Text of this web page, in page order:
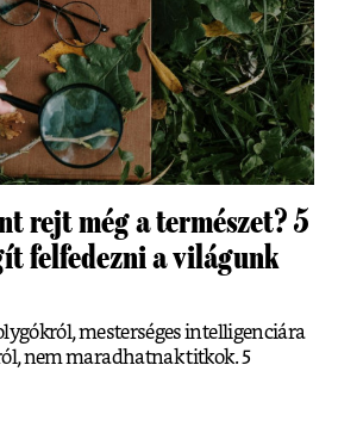
rejt még a természet? 5
felfedezni a világunk
mesterséges intelligenciára
nem maradhatnak titkok. 5